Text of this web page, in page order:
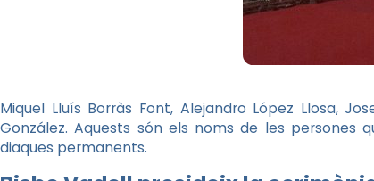
Miquel Lluís Borràs Font, Alejandro López Llosa,
González. Aquests són els noms de les persones
diaques permanents.